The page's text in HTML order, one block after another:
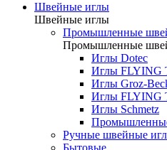
Швейные иглы
Швейные иглы
Промышленные
Промышленные
Иглы Dotec
Иглы FLYING
Иглы Groz-
Иглы FLYING
Иглы Schmetz
Ручные швейные
Бытовые